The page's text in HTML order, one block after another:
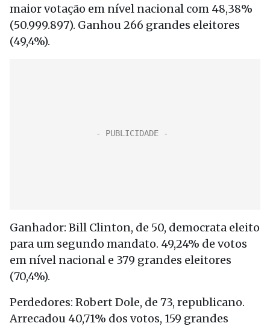
maior votação em nível nacional com 48,38%
(50.999.897). Ganhou 266 grandes eleitores
(49,4%).
Ganhador: Bill Clinton, de 50, democrata eleito
para um segundo mandato. 49,24% de votos
em nível nacional e 379 grandes eleitores
(70,4%).
Perdedores: Robert Dole, de 73, republicano.
Arrecadou 40,71% dos votos, 159 grandes